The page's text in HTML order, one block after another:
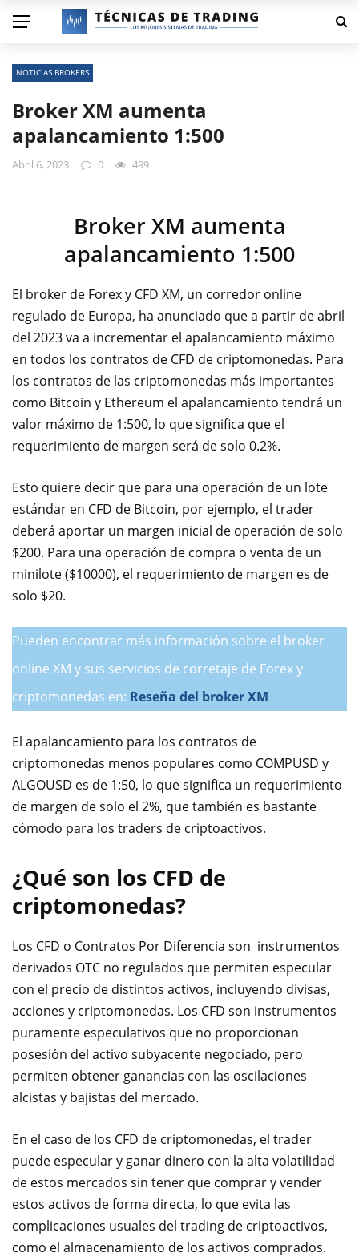
NOTICIAS BROKERS
Broker XM aumenta
apalancamiento 1:500
Abril 6, 2023 0 499
Broker XM aumenta
apalancamiento 1:500
El broker de Forex y CFD XM, un corredor online
regulado de Europa, ha anunciado que a partir de abril
del 2023 va a incrementar el apalancamiento máximo
en todos los contratos de CFD de criptomonedas. Para
los contratos de las criptomonedas más importantes
como Bitcoin y Ethereum el apalancamiento tendrá un
valor máximo de 1:500, lo que significa que el
requerimiento de margen será de solo 0.2%.
Esto quiere decir que para una operación de un lote
estándar en CFD de Bitcoin, por ejemplo, el trader
deberá aportar un margen inicial de operación de solo
$200. Para una operación de compra o venta de un
minilote ($10000), el requerimiento de margen es de
solo $20.
Pueden encontrar más información sobre el broker
online XM y sus servicios de corretaje de Forex y
criptomonedas en: Reseña del broker XM
El apalancamiento para los contratos de
criptomonedas menos populares como COMPUSD y
ALGOUSD es de 1:50, lo que significa un requerimiento
de margen de solo el 2%, que también es bastante
cómodo para los traders de criptoactivos.
¿Qué son los CFD de
criptomonedas?
Los CFD o Contratos Por Diferencia son instrumentos
derivados OTC no regulados que permiten especular
con el precio de distintos activos, incluyendo divisas,
acciones y criptomonedas. Los CFD son instrumentos
puramente especulativos que no proporcionan
posesión del activo subyacente negociado, pero
permiten obtener ganancias con las oscilaciones
alcistas y bajistas del mercado.
En el caso de los CFD de criptomonedas, el trader
puede especular y ganar dinero con la alta volatilidad
de estos mercados sin tener que comprar y vender
estos activos de forma directa, lo que evita las
complicaciones usuales del trading de criptoactivos,
como el almacenamiento de los activos comprados.